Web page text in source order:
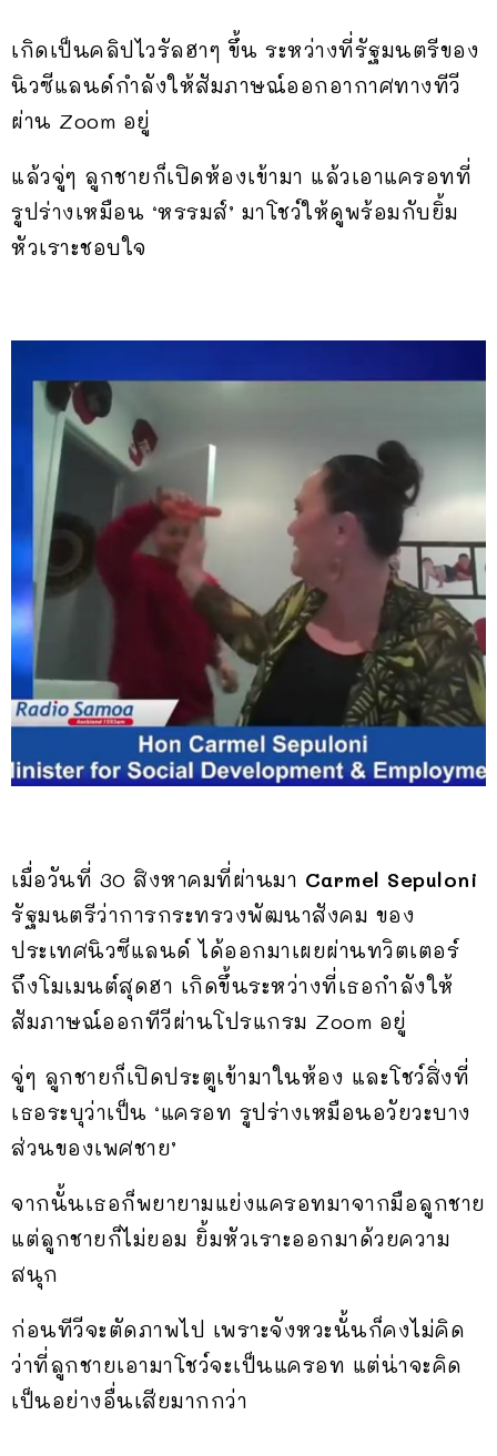
เกิดเป็นคลิปไวรัลฮาๆ ขึ้น ระหว่างที่รัฐมนตรีของ
นิวซีแลนด์กำลังให้สัมภาษณ์ออกอากาศทางทีวี
ผ่าน Zoom อยู่
แล้วจู่ๆ ลูกชายก็เปิดห้องเข้ามา แล้วเอาแครอทที่
รูปร่างเหมือน ‘หรรมส์’ มาโชว์ให้ดูพร้อมกับยิ้ม
หัวเราะชอบใจ
เมื่อวันที่ 30 สิงหาคมที่ผ่านมา Carmel Sepuloni
รัฐมนตรีว่าการกระทรวงพัฒนาสังคม ของ
ประเทศนิวซีแลนด์ ได้ออกมาเผยผ่านทวิตเตอร์
ถึงโมเมนต์สุดฮา เกิดขึ้นระหว่างที่เธอกำลังให้
สัมภาษณ์ออกทีวีผ่านโปรแกรม Zoom อยู่
จู่ๆ ลูกชายก็เปิดประตูเข้ามาในห้อง และโชว์สิ่งที่
เธอระบุว่าเป็น ‘แครอท รูปร่างเหมือนอวัยวะบาง
ส่วนของเพศชาย’
จากนั้นเธอก็พยายามแย่งแครอทมาจากมือลูกชาย
แต่ลูกชายก็ไม่ยอม ยิ้มหัวเราะออกมาด้วยความ
สนุก
ก่อนทีวีจะตัดภาพไป เพราะจังหวะนั้นก็คงไม่คิด
ว่าที่ลูกชายเอามาโชว์จะเป็นแครอท แต่น่าจะคิด
เป็นอย่างอื่นเสียมากกว่า